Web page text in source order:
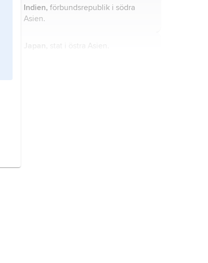
Indien, förbundsrepublik i södra
Asien.
Japan, stat i östra Asien.